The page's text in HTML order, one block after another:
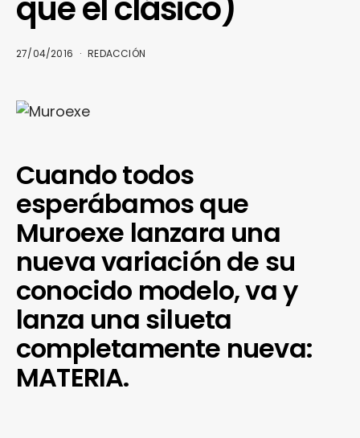
27/04/2016 REDACCIÓN
Cuando todos
esperábamos que
Muroexe lanzara una
nueva variación de su
conocido modelo, va y
lanza una silueta
completamente nueva:
MATERIA.